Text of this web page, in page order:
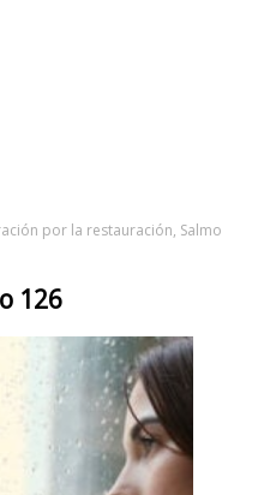
por la restauración, Salmo
126